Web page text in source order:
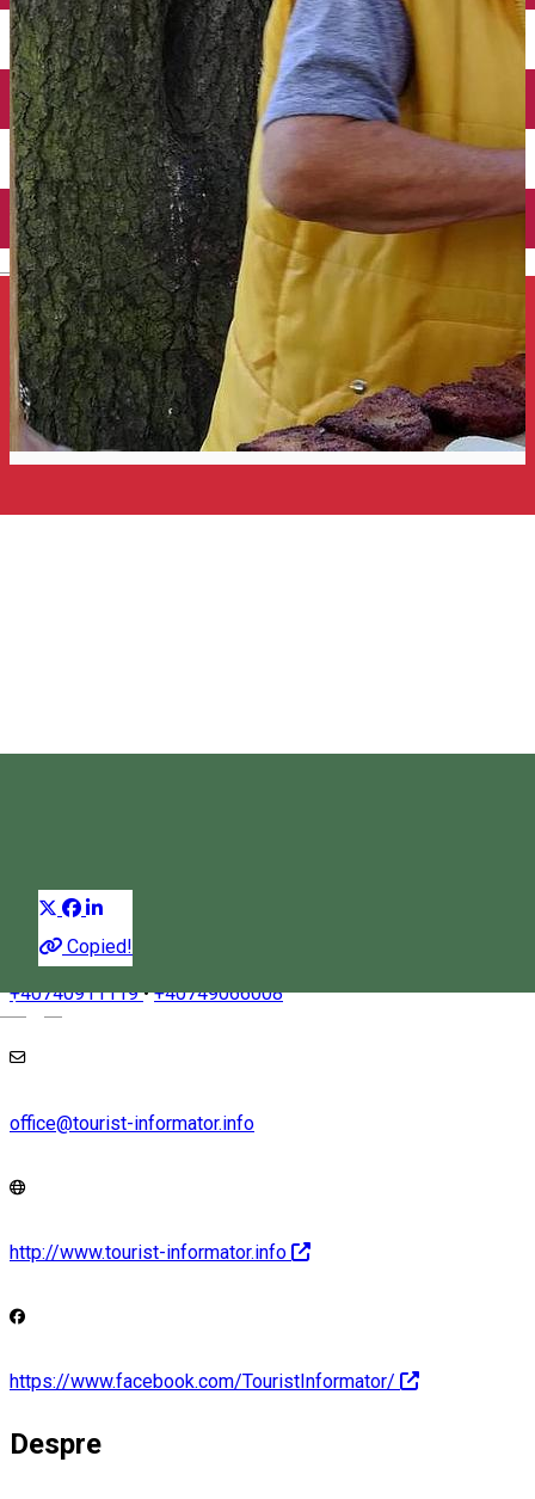
English
Magyar
Închirieri auto
Închirieri de biciclete
Gustați Ținutul Vulcanilor
Copied!
+40740911119 • +40749066008
office@tourist-informator.info
http://www.tourist-informator.info
https://www.facebook.com/TouristInformator/
Despre